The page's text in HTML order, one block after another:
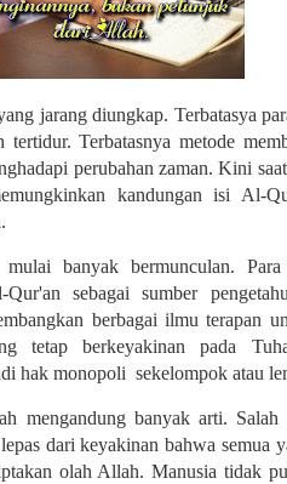
jarang diungkap. Terbatasya
Terbatasnya metode
perubahan zaman. Kini
kandungan isi Al-
banyak bermunculan.
sebagai sumber
berbagai ilmu terapan
tetap berkeyakinan pada
hak monopoli sekelompok atau
mengandung banyak arti. Salah
dari keyakinan bahwa semua
olah Allah. Manusia tidak